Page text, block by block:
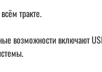
тракте.
возможности включают